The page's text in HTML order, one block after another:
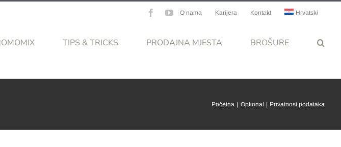
O nama Karijera Kontakt Hrvatski
FacebookYouTube
TIPS & TRICKS PRODAJNA MJESTA BROŠURE
Početna Optional Privatnost podataka